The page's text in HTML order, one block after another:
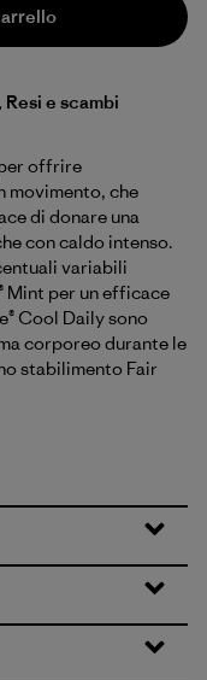
e scambi
offrire
movimento, che
di donare una
con caldo intenso.
variabili
Mint per un efficace
Cool Daily sono
corporeo durante le
stabilimento Fair